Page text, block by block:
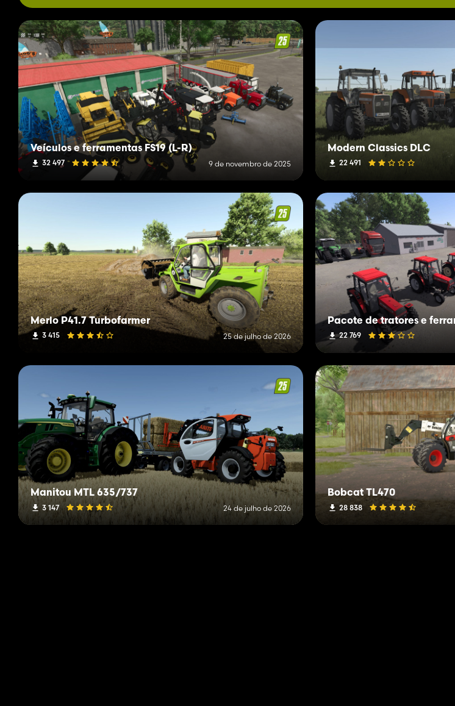
Veículos e ferramentas FS19 (L-R)
32 497 9 de novembro de 2025
Modern Classics DLC
22 491
Merlo P41.7 Turbofarmer
3 415 25 de julho de 2026 22 769
Manitou MTL 635/737
3 147 24 de julho de 2026
Bobcat TL470
28 838